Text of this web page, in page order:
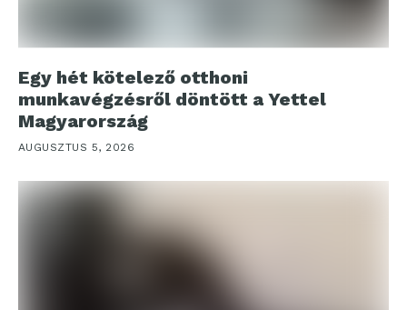
Egy hét kötelező otthoni
munkavégzésről döntött a Yettel
Magyarország
AUGUSZTUS 5, 2026